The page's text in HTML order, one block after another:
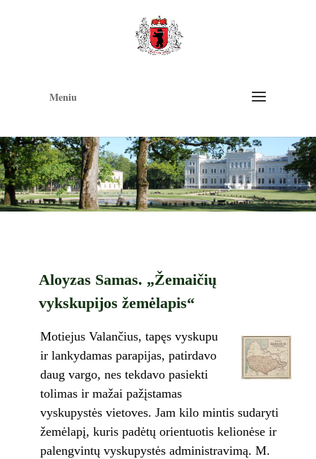
Meniu
Aloyzas Samas. „Žemaičių
vykskupijos žemėlapis“
Motiejus Valančius, tapęs vyskupu
ir lankydamas parapijas, patirdavo
daug vargo, nes tekdavo pasiekti
tolimas ir mažai pažįstamas
vyskupystės vietoves. Jam kilo mintis sudaryti
žemėlapį, kuris padėtų orientuotis kelionėse ir
palengvintų vyskupystės administravimą. M.